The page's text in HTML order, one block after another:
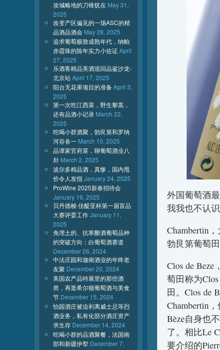
外国葡萄酒
我我也不认
Chambertin
勃艮第葡萄
Clos de
萄田称为
田。Clos de
Chambertin
Bèze自身也
了。相比Le
要介绍的
攻城略地的刀锋犹在 May 31,
2025
改变产区偏见的一场ASC的精
品酒品酒会 May 28, 2025
追求葡萄极致成熟年代，纳帕
赤霞珠的陈年实力小佐证April
27, 2025
乐酒客精品美酒巡回品鉴沙龙-
北京站April 17, 2025
阳台无花果项目的准备April 3,
2025
第一次吃江西菜，野生黎蒿，
还有品酒小记录 March 22,
2025
吃喝小群酒聚，勃艮第和罗纳
河谷各一 March 10, 2025
品谭家官府菜，聊葡萄酒业八
卦 March 2, 2025
波尔多精品酒，真惨，国内甩
价令人发指January 24, 2025
ProWine 2025新春招待会
January 19, 2025
贝丹德梭·佳醍亚杯第一届盲品
大赛评委工作January 11,
2025
免埋土的、抗寒酿酒葡萄品种
的突破方向：白葡萄酒赛道
December 26, 2024
中法庄园和迦南酒业的年终老
友聚 December 20, 2024
美国农产品特展里的那些酒
类，再逛希尔顿葡萄酒与美食
节 December 15, 2024
怡园酒庄被迫剥离威士忌等烈
酒业务，私有化部分酒庄资产
求生存 December 14, 2024
吃喝小群的品酒聚餐，法国南
部和新疆伊犁 December 7,